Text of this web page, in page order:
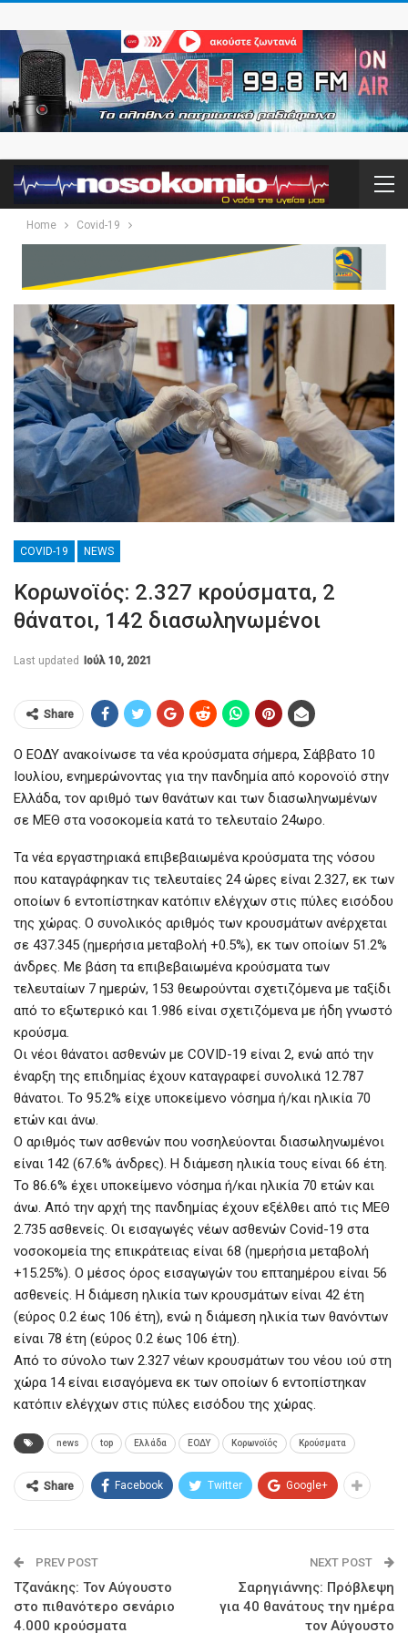
Home Covid-19
COVID-19 NEWS
Κορωνοϊός: 2.327 κρούσματα, 2
θάνατοι, 142 διασωληνωμένοι
Last updated Ιούλ 10, 2021
Share
Ο ΕΟΔΥ ανακοίνωσε τα νέα κρούσματα σήμερα, Σάββατο 10
Ιουλίου, ενημερώνοντας για την πανδημία από κορονοϊό στην
Ελλάδα, τον αριθμό των θανάτων και των διασωληνωμένων
σε ΜΕΘ στα νοσοκομεία κατά το τελευταίο 24ωρο.
Τα νέα εργαστηριακά επιβεβαιωμένα κρούσματα της νόσου
που καταγράφηκαν τις τελευταίες 24 ώρες είναι 2.327, εκ των
οποίων 6 εντοπίστηκαν κατόπιν ελέγχων στις πύλες εισόδου
της χώρας. Ο συνολικός αριθμός των κρουσμάτων ανέρχεται
σε 437.345 (ημερήσια μεταβολή +0.5%), εκ των οποίων 51.2%
άνδρες. Με βάση τα επιβεβαιωμένα κρούσματα των
τελευταίων 7 ημερών, 153 θεωρούνται σχετιζόμενα με ταξίδι
από το εξωτερικό και 1.986 είναι σχετιζόμενα με ήδη γνωστό
κρούσμα.
Οι νέοι θάνατοι ασθενών με COVID-19 είναι 2, ενώ από την
έναρξη της επιδημίας έχουν καταγραφεί συνολικά 12.787
θάνατοι. Το 95.2% είχε υποκείμενο νόσημα ή/και ηλικία 70
ετών και άνω.
Ο αριθμός των ασθενών που νοσηλεύονται διασωληνωμένοι
είναι 142 (67.6% άνδρες). Η διάμεση ηλικία τους είναι 66 έτη.
To 86.6% έχει υποκείμενο νόσημα ή/και ηλικία 70 ετών και
άνω. Από την αρχή της πανδημίας έχουν εξέλθει από τις ΜΕΘ
2.735 ασθενείς. Οι εισαγωγές νέων ασθενών Covid-19 στα
νοσοκομεία της επικράτειας είναι 68 (ημερήσια μεταβολή
+15.25%). Ο μέσος όρος εισαγωγών του επταημέρου είναι 56
ασθενείς. Η διάμεση ηλικία των κρουσμάτων είναι 42 έτη
(εύρος 0.2 έως 106 έτη), ενώ η διάμεση ηλικία των θανόντων
είναι 78 έτη (εύρος 0.2 έως 106 έτη).
Από το σύνολο των 2.327 νέων κρουσμάτων του νέου ιού στη
χώρα 14 είναι εισαγόμενα εκ των οποίων 6 εντοπίστηκαν
κατόπιν ελέγχων στις πύλες εισόδου της χώρας.
news top Ελλάδα ΕΟΔΥ Κορωνοϊός Κρούσματα
Share Facebook Twitter Google+
PREV POST
Τζανάκης: Τον Αύγουστο
στο πιθανότερο σενάριο
4.000 κρούσματα
NEXT POST
Σαρηγιάννης: Πρόβλεψη
για 40 θανάτους την ημέρα
τον Αύγουστο